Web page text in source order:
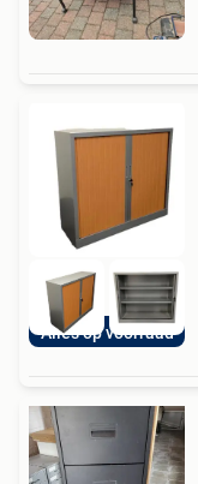
Alles op voorraad